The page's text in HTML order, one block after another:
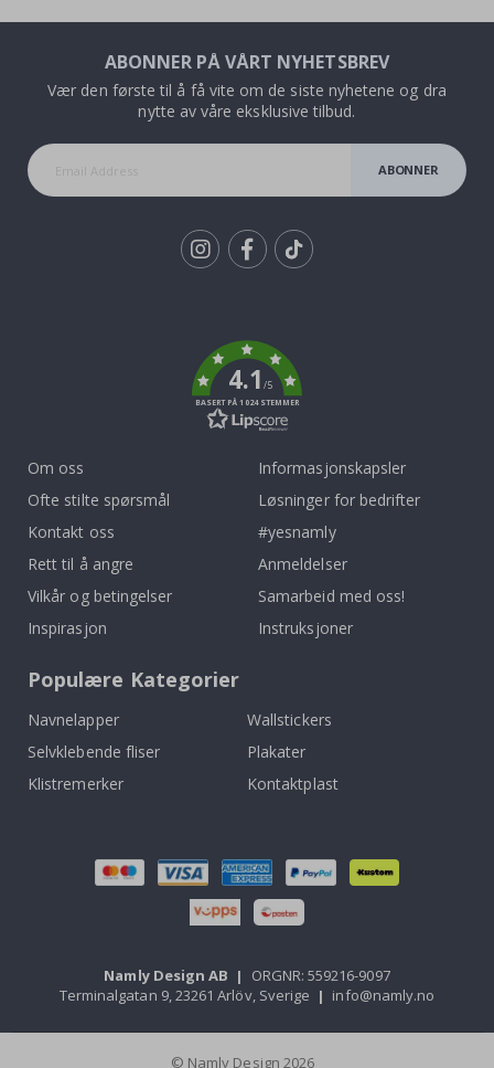
ABONNER PÅ VÅRT NYHETSBREV
Vær den første til å få vite om de siste nyhetene og dra
nytte av våre eksklusive tilbud.
ABONNER
4.1/5
BASERT PÅ 1024 STEMMER
Om oss
Ofte stilte spørsmål
Kontakt oss
Rett til å angre
Vilkår og betingelser
Inspirasjon
Informasjonskapsler
Løsninger for bedrifter
#yesnamly
Anmeldelser
Samarbeid med oss!
Instruksjoner
Populære Kategorier
Navnelapper
Wallstickers
Selvklebende fliser
Plakater
Klistremerker
Kontaktplast
Namly Design AB |
ORGNR: 559216-9097
Terminalgatan 9, 23261 Arlöv, Sverige | info@namly.no
© Namly Design 2026